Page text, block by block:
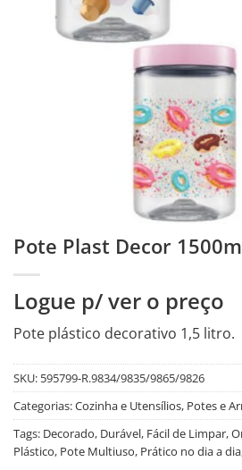
Pote Plast Decor
Logue p/ ver o preço
Pote plástico decorativo 1,5 litro.
SKU: 595799-R.9834/9835/9865/9826
Categorias:Cozinha e Utensílios, Potes e
Tags: Decorado, Durável, Fácil de Limpar,
Plástico, Pote Multiuso, Prático no dia a dia